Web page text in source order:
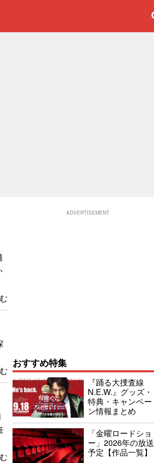
ADVERTISEMENT
おすすめ特集
『踊る大捜査線
N.E.W.』グッズ・
特典・キャンペー
ン情報まとめ
「金曜ロードショ
ー」2026年の放送
予定【作品一覧】